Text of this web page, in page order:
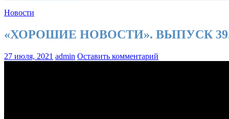
Новости
«ХОРОШИЕ НОВОСТИ». ВЫПУСК
27 июля, 2021 admin Оставить комментарий